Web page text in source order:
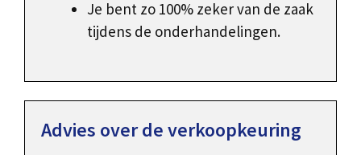
Je bent zo 100% zeker van de zaak
tijdens de onderhandelingen.
Advies over de verkoopkeuring